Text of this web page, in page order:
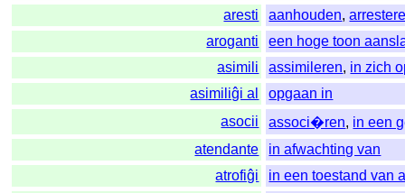
aresti
aanhouden,
aroganti
een hoge toon
asimili
assimileren, in zich
asimiliĝi al
opgaan in
asocii
associ�ren, in een
atendante
in afwachting van
atrofiĝi
in een toestand van